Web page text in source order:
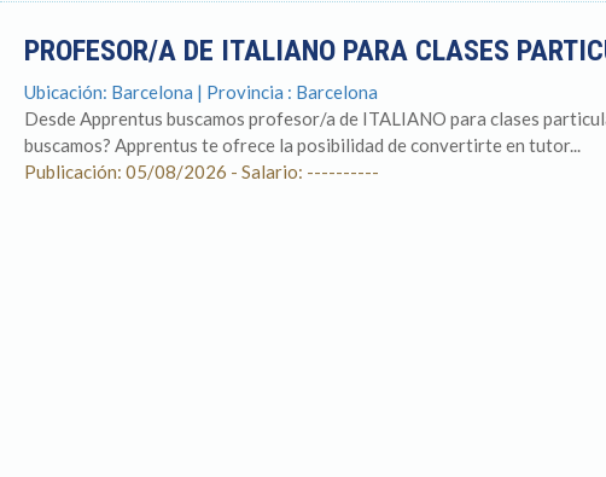
PROFESOR/A DE ITALIANO PARA CLASES
Ubicación: Barcelona | Provincia : Barcelona
Desde Apprentus buscamos profesor/a de ITALIANO para clases
buscamos? Apprentus te ofrece la posibilidad de convertirte en tutor...
Publicación: 05/08/2026 - Salario: ----------